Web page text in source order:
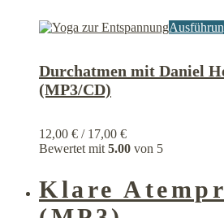
Durchatmen mit Daniel
(MP3/CD)
12,00 € / 17,00 €
Bewertet mit 5.00 von 5
Klare